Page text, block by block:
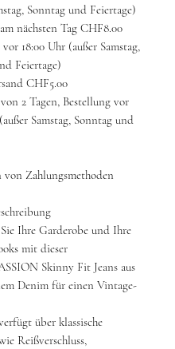
Sonntag und Feiertage)
nächsten Tag CHF8.00
18:00 Uhr (außer Samstag,
Feiertage)
CHF5.00
2 Tagen, Bestellung vor
Samstag, Sonntag und
Zahlungsmethoden
Ihre Garderobe und Ihre
mit dieser
Skinny Fit Jeans aus
Denim für einen Vintage-
über klassische
Reißverschluss,